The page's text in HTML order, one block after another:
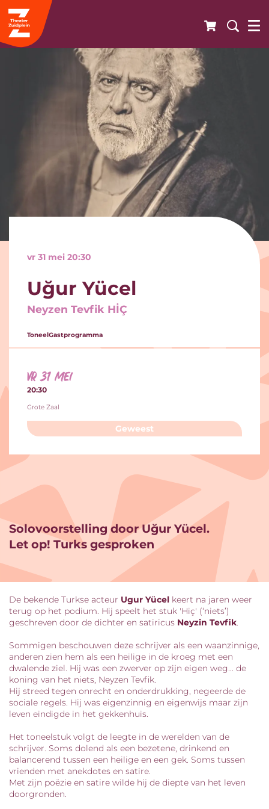
Uğur Yücel
Neyzen Tevfik HİÇ
vr 31 mei 20:30
ToneelGastprogramma
vr 31 mei
20:30
Grote Zaal
Geweest
Solovoorstelling door Uğur Yücel.
Let op! Turks gesproken
De bekende Turkse acteur Ugur Yücel keert na jaren weer
terug op het podium. Hij speelt het stuk 'Hiç' (‘niets’)
geschreven door de dichter en satiricus Neyzin Tevfik.
Sommigen beschouwen deze schrijver als een waanzinnige,
anderen zien hem als een heilige in de kroeg met een
dwalende ziel. Hij was een zwerver op zijn eigen weg... de
koning van het niets, Neyzen Tevfik.
Hij streed tegen onrecht en onderdrukking, negeerde de
sociale regels. Hij was eigenzinnig en eigenwijs maar zijn
leven eindigde in het gekkenhuis.
Het toneelstuk volgt de leegte in de werelden van de
schrijver. Soms dolend als een bezetene, drinkend en
balancerend tussen een heilige en een gek. Soms tussen
vrienden met anekdotes en satire.
Met zijn poëzie en satire wilde hij de diepte van het leven
doorgronden.